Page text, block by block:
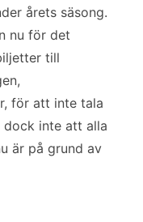
årets säsong.
nu för det
till
för att inte tala
dock inte att alla
är på grund av